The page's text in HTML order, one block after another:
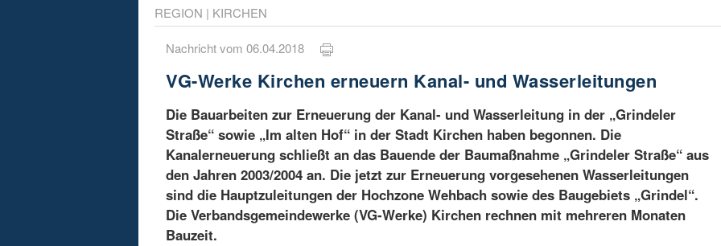
REGION | KIRCHEN
Nachricht vom 06.04.2018
VG-Werke Kirchen erneuern Kanal- und Wasserleitungen
Die Bauarbeiten zur Erneuerung der Kanal- und Wasserleitung in der „Grindeler
Straße“ sowie „Im alten Hof“ in der Stadt Kirchen haben begonnen. Die
Kanalerneuerung schließt an das Bauende der Baumaßnahme „Grindeler Straße“ aus
den Jahren 2003/2004 an. Die jetzt zur Erneuerung vorgesehenen Wasserleitungen
sind die Hauptzuleitungen der Hochzone Wehbach sowie des Baugebiets „Grindel“.
Die Verbandsgemeindewerke (VG-Werke) Kirchen rechnen mit mehreren Monaten
Bauzeit.